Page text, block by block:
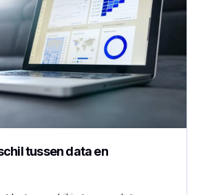
tussen data en